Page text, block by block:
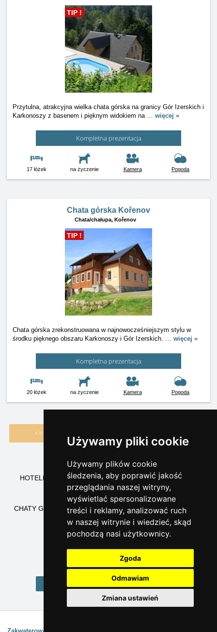
Używamy pliki cookie
Używamy plików cookie
śledzenia, aby poprawić jakość
przeglądania naszej witryny,
wyświetlać spersonalizowane
treści i reklamy, analizować ruch
w naszej witrynie i wiedzieć, skąd
pochodzą nasi użytkownicy.
Zgoda
Odmawiam
Zmiana ustawień
TIP !
Przytulna, atrakcyjna wielka chata górska na granicy Gór Izerskich i
Karkonoszy z basenem i pięknym widokiem na … więcej »
Kompletna prezentacja
17 łóżek na życzenie Kamera Pogoda
Chata górska Kořenov
Chata/chałupa, Kořenov
TIP !
Chata górska zrekonstruowana w najnowocześniejszym stylu w
środku pięknego obszaru Karkonoszy i Gór Izerskich. … więcej »
Kompletna prezentacja
20 łóżek na życzenie Kamera Pogoda
<<< Wróć
HOTELE KARKONOSZE
PENSJONATY KARKONOSZE
DOMY NOCLEGOWE KARKONOSZE
OŚRODKI REKREACJI KARKONOSZE
CHATY GÓRSKE KARKONOSZE
CHAŁUPY KARKONOSZE
APARTAMENTY KARKONOSZE
KEMPINGY KARKONOSZE
KWATERY PRYWATNE KARKONOSZE
ZAKWATEROWANIE KARKONOSZE
Home Karkonosze